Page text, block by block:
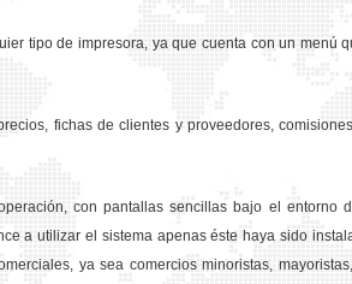
tipo de impresora, ya que cuenta con un menú
fichas de clientes y proveedores,
con pantallas sencillas bajo el entorno
a utilizar el sistema apenas éste haya sido
ya sea comercios minoristas,